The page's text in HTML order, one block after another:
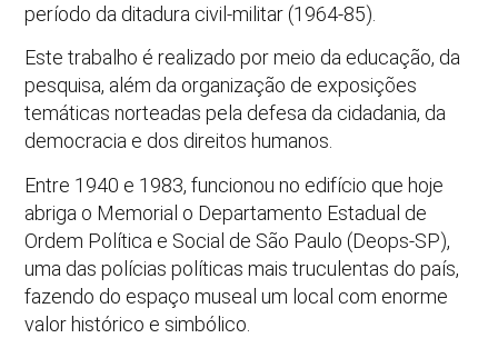
período da ditadura civil-militar (1964-85).
Este trabalho é realizado por meio da educação, da
pesquisa, além da organização de exposições
temáticas norteadas pela defesa da cidadania, da
democracia e dos direitos humanos.
Entre 1940 e 1983, funcionou no edifício que hoje
abriga o Memorial o Departamento Estadual de
Ordem Política e Social de São Paulo (Deops-SP),
uma das polícias políticas mais truculentas do país,
fazendo do espaço museal um local com enorme
valor histórico e simbólico.